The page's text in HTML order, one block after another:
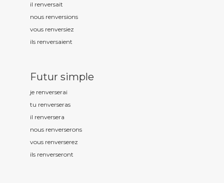
il renversait
nous renversions
vous renversiez
ils renversaient
Futur simple
je renverserai
tu renverseras
il renversera
nous renverserons
vous renverserez
ils renverseront